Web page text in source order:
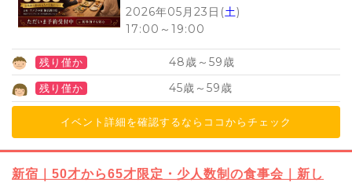
2026年05月23日(土)
17:00 ～ 19:00
残り僅か 48歳～ 59歳
残り僅か 45歳～ 59歳
イベント詳細を確認するならココからチェック
新宿｜50才から65才限定・少人数制の食事会｜新し